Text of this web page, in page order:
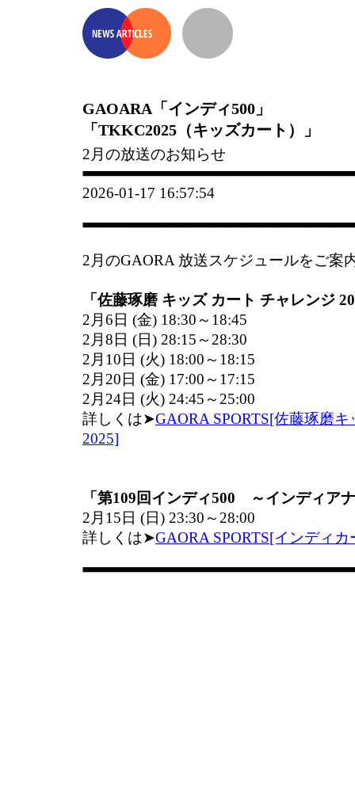
GAOARA「インディ500」
「TKKC2025（キッズカート）」
2月の放送のお知らせ
2026-01-17 16:57:54
2月のGAORA 放送スケジュールをご案
「佐藤琢磨 キッズ カート チャレンジ
2月6日 (金) 18:30～18:45
2月8日 (日) 28:15～28:30
2月10日 (火) 18:00～18:15
2月20日 (金) 17:00～17:15
2月24日 (火) 24:45～25:00
詳しくは➤GAORA SPORTS[佐藤琢磨
2025]
「第109回インディ500 ～インディア
2月15日 (日) 23:30～28:00
詳しくは➤GAORA SPORTS[インディ